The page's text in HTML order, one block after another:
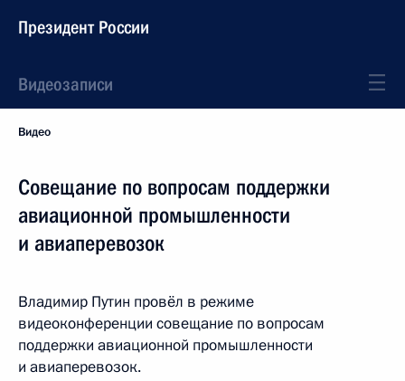
Президент России
Видеозаписи
Видео
Совещание по вопросам поддержки
авиационной промышленности
и авиаперевозок
Владимир Путин провёл в режиме
видеоконференции совещание по вопросам
поддержки авиационной промышленности
и авиаперевозок.